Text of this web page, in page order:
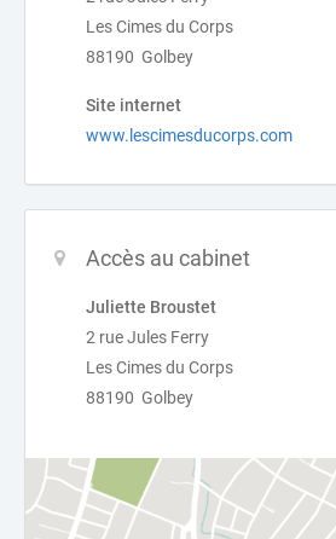
Les Cimes du Corps
88190 Golbey
Site internet
www.lescimesducorps.com
Accès au cabinet
Juliette Broustet
2 rue Jules Ferry
Les Cimes du Corps
88190 Golbey